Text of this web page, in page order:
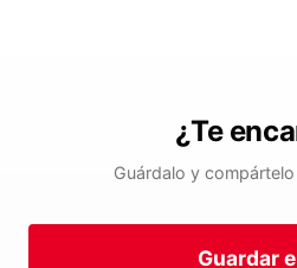
¿Te
Guárdalo y
Guardar